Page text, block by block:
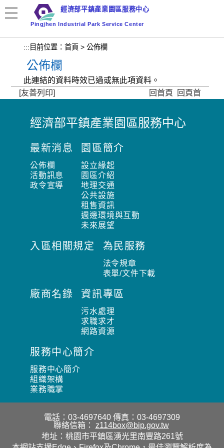
要
容
區
塊
經濟部平鎮產業園區服務中心
Pingjhen Industrial Park Service Center
::: 目前位置： 首頁 > 公佈欄
公佈欄
此連結的資料時效已過或無此項資料。
[友善列印]
回首頁 回頁首
:
:
經濟部平鎮產業園區服務中心
最新消息
公佈欄
活動訊息
政令宣導
園區簡介
設立緣起
園區介紹
地理交通
公共設施
租售資訊
週邊環境與互動
未來展望
入區相關規定 為民服務
法令規章
表單/文件下載
廠商名錄 資訊專區
污水處理
求職求才
網路資源
服務中心簡介
服務中心簡介
組織架構
業務職掌
電話：03-4697640 傳真：03-4697309
聯絡信箱：
z114box@bip.gov.tw
地址：桃園市平鎮區湧光里南豐路261號